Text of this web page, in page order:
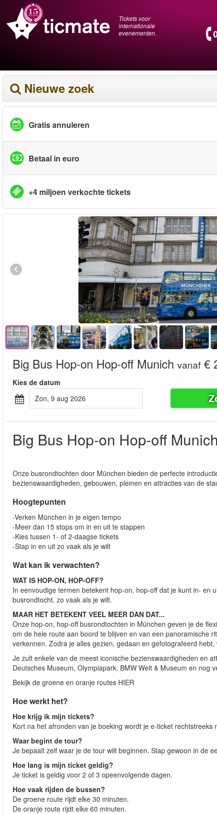
Tickets voor
internationale
evenementen.
Nieuwe zoek
Gratis annuleren
Betaal in euro
+4 miljoen verkochte tickets
Big Bus Hop-on Hop-off Munich vanaf €
Kies de datum
zon, 9 aug 2026
Big Bus Hop-on Hop-off
Onze busrondtochten door München bieden de perfecte
bezienswaardigheden, gebouwen, pleinen en attracties van de
Hoogtepunten
-Verken München in je eigen tempo
-Meer dan 15 stops om in en uit te stappen
-Kies tussen 1- of 2-daagse tickets
-Stap in en uit zo vaak als je wilt
Wat kan ik verwachten?
WAT IS HOP-ON, HOP-OFF?
In eenvoudige termen betekent hop-on, hop-off dat je kunt in-
busrondtocht, zo vaak als je wilt.
MAAR HET BETEKENT VEEL MEER DAN DAT...
Onze hop-on, hop-off busrondtochten in München geven je de
om de hele route aan boord te blijven en van een panoramische
verkennen. Zodra je alles gezien, gedaan en gefotografeerd
Je zult enkele van de meest iconische bezienswaardigheden en
Deutsches Museum, Olympiapark, BMW Welt & Museum en nog
Bekijk de groene en oranje routes HIER
Hoe werkt het?
Hoe krijg ik mijn tickets?
Kort na het afronden van je boeking wordt je e-ticket rechtstreeks
Waar begint de tour?
Je bepaalt zelf waar je de tour wilt beginnen. Stap gewoon in de
Hoe lang is mijn ticket geldig?
Je ticket is geldig voor 2 of 3 opeenvolgende dagen.
Hoe vaak rijden de bussen?
De groene route rijdt elke 30 minuten.
De oranje route rijdt elke 60 minuten.